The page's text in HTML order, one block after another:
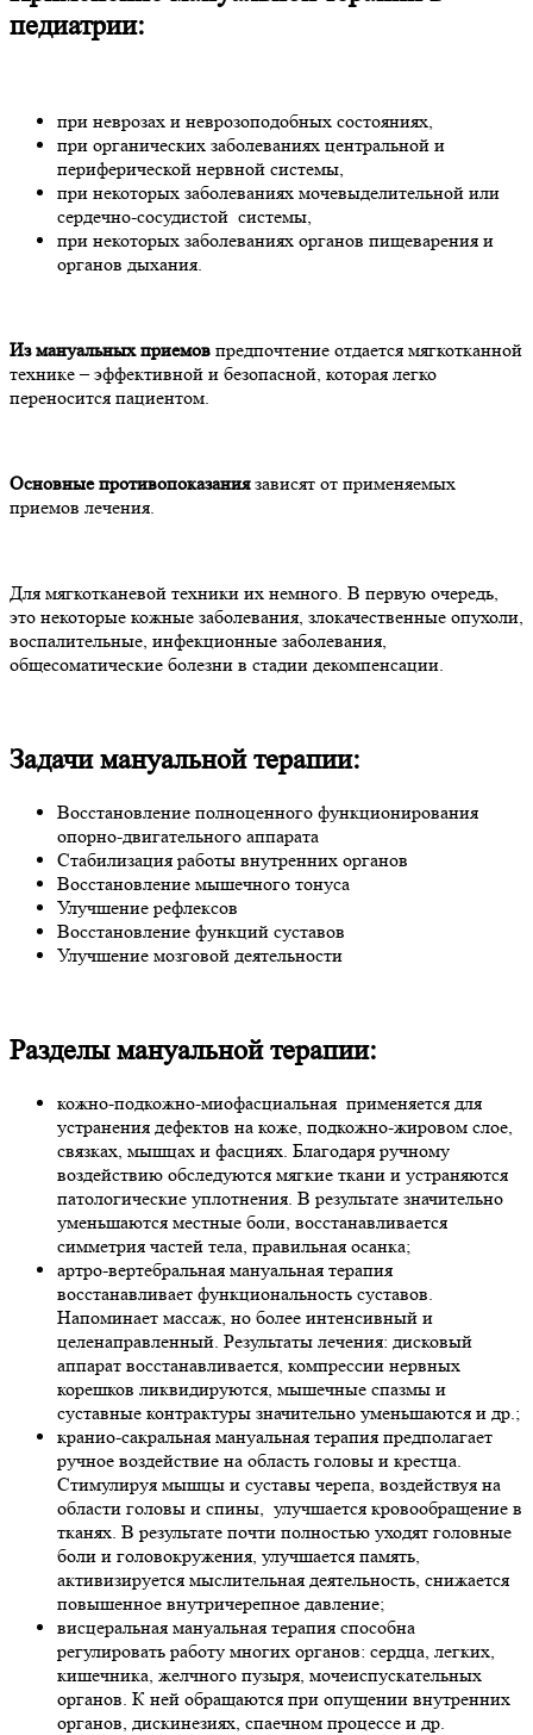
педиатрии:
при неврозах и неврозоподобных состояниях,
при органических заболеваниях центральной и
периферической нервной системы,
при некоторых заболеваниях мочевыделительной или
сердечно-сосудистой системы,
при некоторых заболеваниях органов пищеварения и
органов дыхания.
Из мануальных приемов предпочтение отдается мягкотканной
технике – эффективной и безопасной, которая легко
переносится пациентом.
Основные противопоказаниязависят от применяемых
приемов лечения.
Для мягкотканевой техники их немного. В первую очередь,
это некоторые кожные заболевания, злокачественные опухоли,
воспалительные, инфекционные заболевания,
общесоматические болезни в стадии декомпенсации.
Задачи мануальной терапии:
Восстановление полноценного функционирования
опорно-двигательного аппарата
Стабилизация работы внутренних органов
Восстановление мышечного тонуса
Улучшение рефлексов
Восстановление функций суставов
Улучшение мозговой деятельности
Разделы мануальной терапии:
кожно-подкожно-миофасциальная применяется для
устранения дефектов на коже, подкожно-жировом слое,
связках, мышцах и фасциях. Благодаря ручному
воздействию обследуются мягкие ткани и устраняются
патологические уплотнения. В результате значительно
уменьшаются местные боли, восстанавливается
симметрия частей тела, правильная осанка;
артро-вертебральная мануальная терапия
восстанавливает функциональность суставов.
Напоминает массаж, но более интенсивный и
целенаправленный. Результаты лечения: дисковый
аппарат восстанавливается, компрессии нервных
корешков ликвидируются, мышечные спазмы и
суставные контрактуры значительно уменьшаются и др.;
кранио-сакральная мануальная терапия предполагает
ручное воздействие на область головы и крестца.
Стимулируя мышцы и суставы черепа, воздействуя на
области головы и спины, улучшается кровообращение в
тканях. В результате почти полностью уходят головные
боли и головокружения, улучшается память,
активизируется мыслительная деятельность, снижается
повышенное внутричерепное давление;
висцеральная мануальная терапия способна
регулировать работу многих органов: сердца, легких,
кишечника, желчного пузыря, мочеиспускательных
органов. К ней обращаются при опущении внутренних
органов, дискинезиях, спаечном процессе и др.